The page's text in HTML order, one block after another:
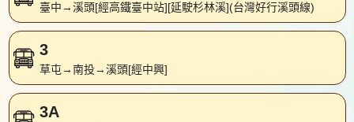
臺中→溪頭[經高鐵臺中站][延駛杉林溪](台灣好行溪頭線)
3
草屯→南投→溪頭[經中興]
3A